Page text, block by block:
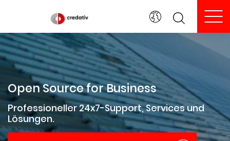
Open Source for Business
Professioneller 24x7-Support, Services und
Lösungen.